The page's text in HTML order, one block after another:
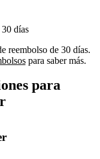
días
reembolso de 30 días.
para saber más.
para